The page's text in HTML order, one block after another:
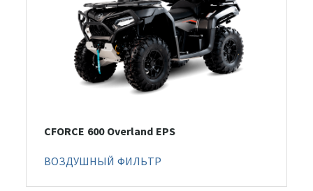
CFORCE 600 Overland EPS
ВОЗДУШНЫЙ ФИЛЬТР